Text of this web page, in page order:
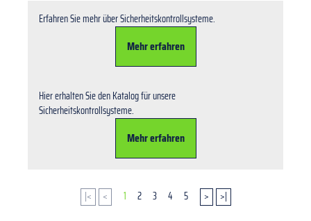
Erfahren Sie mehr über Sicherheitskontrollsysteme.
Mehr erfahren
Hier erhalten Sie den Katalog für unsere
Sicherheitskontrollsysteme.
Mehr erfahren
|< < 1 2 3 4 5 > >|